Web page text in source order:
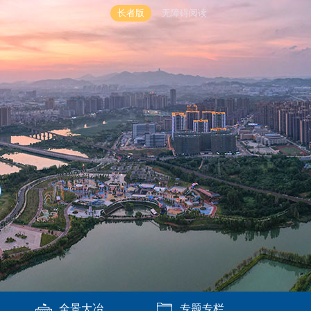
长者版 无障碍阅读
全景大冶 专题专栏